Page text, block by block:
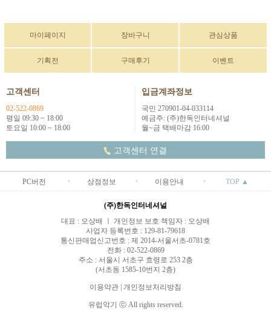
마이페이지 장바구니 관심상품
기획전 구매후기 이벤트
고객센터
02-522-0869
평일 09:30 ~ 18:00
토요일 10:00 ~ 18:00
입금계좌정보
국민 270901-04-033114
예금주: (주)한독인터네셔널
월~금 택배마감 16:00
고객센터 연결
PC버전 상점정보 이용안내 TOP ▲
(주)한독인터네셔널
대표 : 오상배 ㅣ 개인정보 보호 책임자 : 오상배
사업자 등록번호 : 129-81-79618
통신판매업신고번호 : 제 2014-서울서초-0781호
전화 : 02-522-0869
주소 : 서울시 서초구 효령로 253 2층
(서초동 1585-10번지 2층)
이용약관 개인정보처리방침
유럽악기 ⓒ All rights reserved.